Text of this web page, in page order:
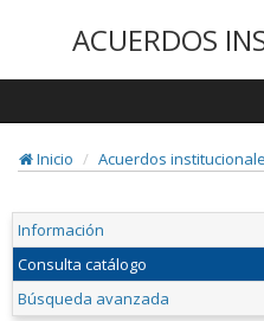
ACUERDOS
Inicio
Acuerdos
Información
Consulta catálogo
Búsqueda avanzada